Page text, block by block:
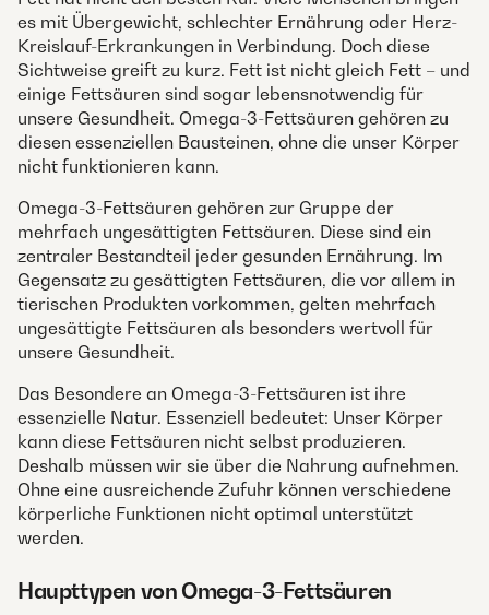
es mit Übergewicht, schlechter Ernährung oder Herz-
Kreislauf-Erkrankungen in Verbindung. Doch diese
Sichtweise greift zu kurz. Fett ist nicht gleich Fett – und
einige Fettsäuren sind sogar lebensnotwendig für
unsere Gesundheit. Omega-3-Fettsäuren gehören zu
diesen essenziellen Bausteinen, ohne die unser Körper
nicht funktionieren kann.
Omega-3-Fettsäuren gehören zur Gruppe der
mehrfach ungesättigten Fettsäuren. Diese sind ein
zentraler Bestandteil jeder gesunden Ernährung. Im
Gegensatz zu gesättigten Fettsäuren, die vor allem in
tierischen Produkten vorkommen, gelten mehrfach
ungesättigte Fettsäuren als besonders wertvoll für
unsere Gesundheit.
Das Besondere an Omega-3-Fettsäuren ist ihre
essenzielle Natur. Essenziell bedeutet: Unser Körper
kann diese Fettsäuren nicht selbst produzieren.
Deshalb müssen wir sie über die Nahrung aufnehmen.
Ohne eine ausreichende Zufuhr können verschiedene
körperliche Funktionen nicht optimal unterstützt
werden.
Haupttypen von Omega-3-Fettsäuren